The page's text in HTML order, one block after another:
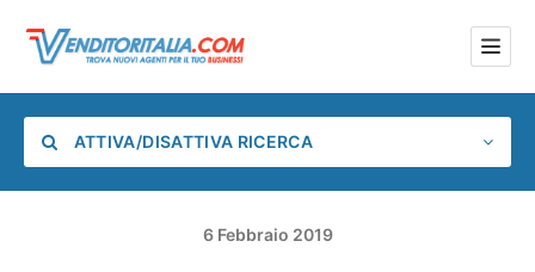
ATTIVA/DISATTIVA RICERCA
6 Febbraio 2019